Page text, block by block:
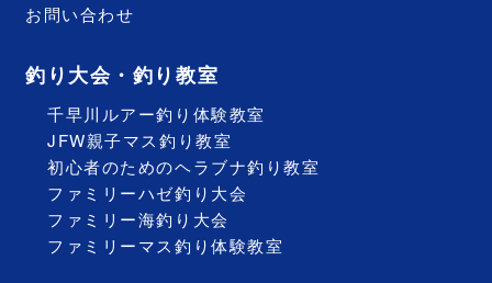
お問い合わせ
釣り大会・釣り教室
千早川ルアー釣り体験教室
JFW親子マス釣り教室
初心者のためのヘラブナ釣り教室
ファミリーハゼ釣り大会
ファミリー海釣り大会
ファミリーマス釣り体験教室